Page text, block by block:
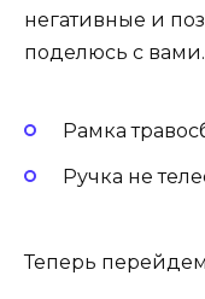
негативные и
поделюсь с
Рамка
Ручка не
Теперь